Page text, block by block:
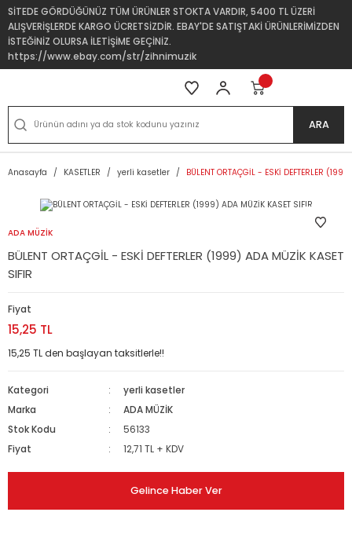
SİTEDE GÖRDÜĞÜNÜZ TÜM ÜRÜNLER STOKTA VARDIR, 5400 TL ÜZERİ
ALIŞVERİŞLERDE KARGO ÜCRETSİZDİR. EBAY'DE SATIŞTAKİ ÜRÜNLERİMİZDEN
İSTEĞİNİZ OLURSA İLETİŞİME GEÇİNİZ.
https://www.ebay.com/str/zihnimuzik
ARA
Anasayfa KASETLER yerli kasetler BÜLENT ORTAÇGİL - ESKİ DEFTERLER
ADA MÜZİK
BÜLENT ORTAÇGİL - ESKİ DEFTERLER (1999) ADA MÜZİK KASET
SIFIR
Fiyat
15,25 TL
15,25 TL den başlayan taksitlerle!!
Kategori
yerli kasetler
Marka
ADA MÜZİK
Stok Kodu
56133
Fiyat
12,71 TL + KDV
Gelince Haber Ver